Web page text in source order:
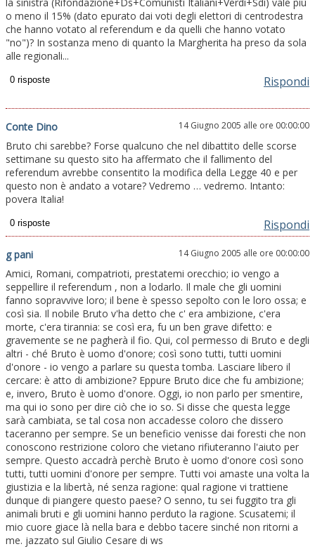
o meno il 15% (dato epurato dai voti degli elettori di centrodestra
che hanno votato al referendum e da quelli che hanno votato
"no")? In sostanza meno di quanto la Margherita ha preso da sola
alle regionali...
Rispondi
Conte Dino 14 Giugno 2005 alle ore 00:00:00
Bruto chi sarebbe? Forse qualcuno che nel dibattito delle scorse
settimane su questo sito ha affermato che il fallimento del
referendum avrebbe consentito la modifica della Legge 40 e per
questo non è andato a votare? Vedremo … vedremo. Intanto:
povera Italia!
Rispondi
g pani 14 Giugno 2005 alle ore 00:00:00
Amici, Romani, compatrioti, prestatemi orecchio; io vengo a
seppellire il referendum , non a lodarlo. Il male che gli uomini
fanno sopravvive loro; il bene è spesso sepolto con le loro ossa; e
così sia. Il nobile Bruto v'ha detto che c' era ambizione, c'era
morte, c'era tirannia: se così era, fu un ben grave difetto: e
gravemente se ne pagherà il fio. Qui, col permesso di Bruto e degli
altri - ché Bruto è uomo d'onore; così sono tutti, tutti uomini
d'onore - io vengo a parlare su questa tomba. Lasciare libero il
cercare: è atto di ambizione? Eppure Bruto dice che fu ambizione;
e, invero, Bruto è uomo d'onore. Oggi, io non parlo per smentire,
ma qui io sono per dire ciò che io so. Si disse che questa legge
sarà cambiata, se tal cosa non accadesse coloro che dissero
taceranno per sempre. Se un beneficio venisse dai foresti che non
conoscono restrizione coloro che vietano rifiuteranno l'aiuto per
sempre. Questo accadrà perchè Bruto è uomo d'onore così sono
tutti, tutti uomini d'onore per sempre. Tutti voi amaste una volta la
giustizia e la libertà, né senza ragione: qual ragione vi trattiene
dunque di piangere questo paese? O senno, tu sei fuggito tra gli
animali bruti e gli uomini hanno perduto la ragione. Scusatemi; il
mio cuore giace là nella bara e debbo tacere sinché non ritorni a
me. jazzato sul Giulio Cesare di ws